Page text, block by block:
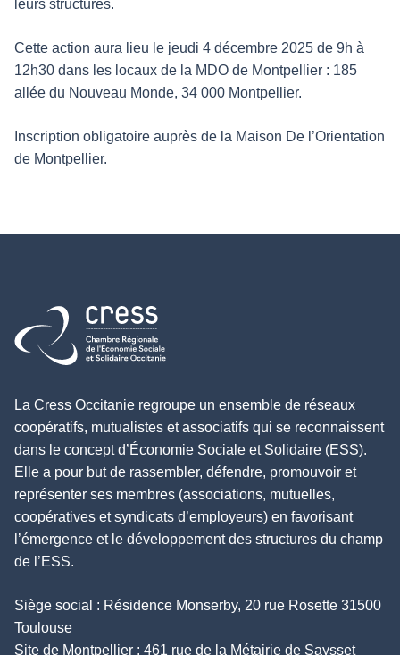
leurs structures.
Cette action aura lieu le jeudi 4 décembre 2025 de 9h à
12h30 dans les locaux de la MDO de Montpellier : 185
allée du Nouveau Monde, 34 000 Montpellier.
Inscription obligatoire auprès de la Maison De l’Orientation
de Montpellier.
Retour à l'accueil
La Cress Occitanie regroupe un ensemble de réseaux
coopératifs, mutualistes et associatifs qui se reconnaissent
dans le concept d’Économie Sociale et Solidaire (ESS).
Elle a pour but de rassembler, défendre, promouvoir et
représenter ses membres (associations, mutuelles,
coopératives et syndicats d’employeurs) en favorisant
l’émergence et le développement des structures du champ
de l’ESS.
Siège social : Résidence Monserby, 20 rue Rosette 31500
Toulouse
Site de Montpellier : 461 rue de la Métairie de Saysset